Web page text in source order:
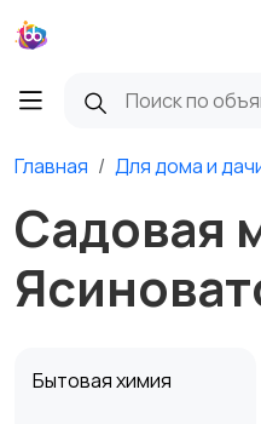
Главная Для дома и
Садовая
Бытовая химия